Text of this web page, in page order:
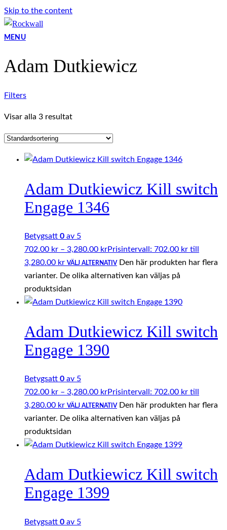
Skip to the content
MENU
Adam Dutkiewicz
Filters
Visar alla 3 resultat
Adam Dutkiewicz Kill switch
Engage 1346
Betygsatt 0 av 5
702.00 kr – 3,280.00 krPrisintervall: 702.00 kr till
3,280.00 kr VÄLJ ALTERNATIV Den här produkten har flera
varianter. De olika alternativen kan väljas på
produktsidan
Adam Dutkiewicz Kill switch
Engage 1390
Betygsatt 0 av 5
702.00 kr – 3,280.00 krPrisintervall: 702.00 kr till
3,280.00 kr VÄLJ ALTERNATIV Den här produkten har flera
varianter. De olika alternativen kan väljas på
produktsidan
Adam Dutkiewicz Kill switch
Engage 1399
Betygsatt 0 av 5